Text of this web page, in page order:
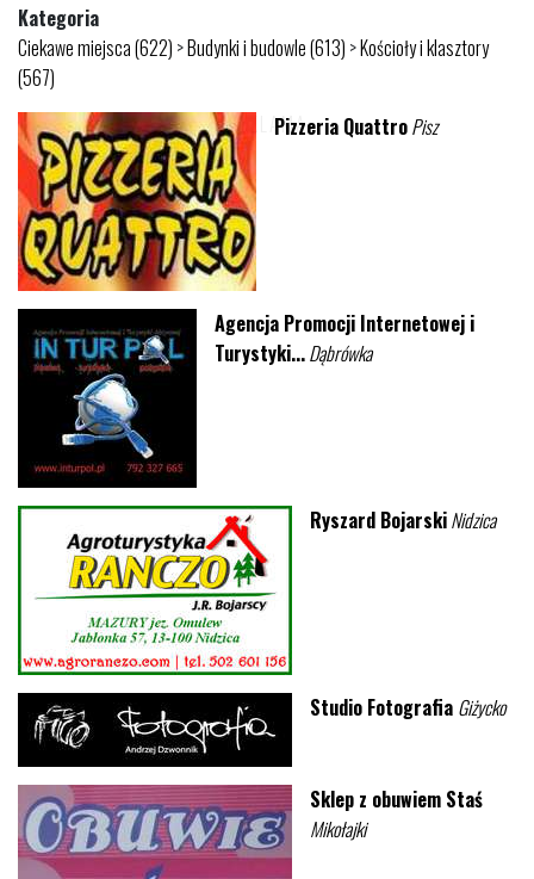
Kategoria
Ciekawe miejsca (622) >Budynki i budowle (613) >Kościoły i klasztory
(567)
Pizzeria QuattroPisz
Agencja Promocji Internetowej i
Turystyki...Dąbrówka
Ryszard BojarskiNidzica
Studio Fotografia Giżycko
Sklep z obuwiem Staś
Mikołajki